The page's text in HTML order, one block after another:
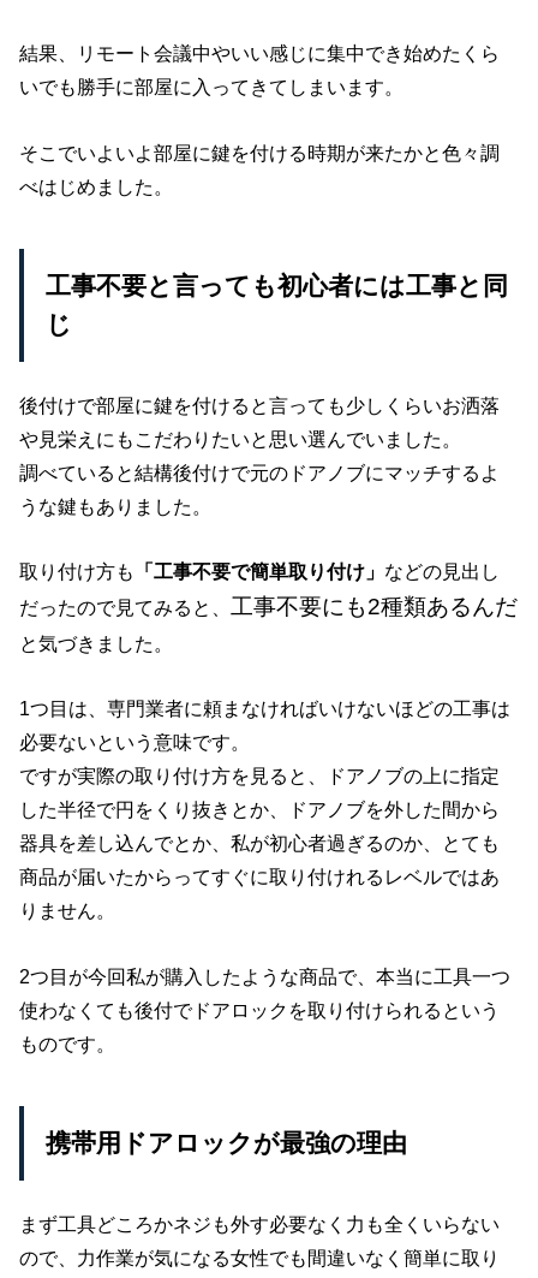
結果、リモート会議中やいい感じに集中でき始めたくら
いでも勝手に部屋に入ってきてしまいます。
そこでいよいよ部屋に鍵を付ける時期が来たかと色々調
べはじめました。
工事不要と言っても初心者には工事と同
じ
後付けで部屋に鍵を付けると言っても少しくらいお洒落
や見栄えにもこだわりたいと思い選んでいました。
調べていると結構後付けで元のドアノブにマッチするよ
うな鍵もありました。
取り付け方も 「工事不要で簡単取り付け」 などの見出し
だったので見てみると、 工事不要にも2種類あるんだ
と気づきました。
1つ目は、専門業者に頼まなければいけないほどの工事は
必要ないという意味です。
ですが実際の取り付け方を見ると、ドアノブの上に指定
した半径で円をくり抜きとか、ドアノブを外した間から
器具を差し込んでとか、私が初心者過ぎるのか、とても
商品が届いたからってすぐに取り付けれるレベルではあ
りません。
2つ目が今回私が購入したような商品で、本当に工具一つ
使わなくても後付でドアロックを取り付けられるという
ものです。
携帯用ドアロックが最強の理由
まず工具どころかネジも外す必要なく力も全くいらない
ので、力作業が気になる女性でも間違いなく簡単に取り